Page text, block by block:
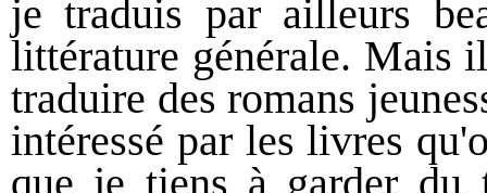
je traduis par ailleurs
littérature générale. Mais
traduire des romans
intéressé par les livres
que je tiens à garder du